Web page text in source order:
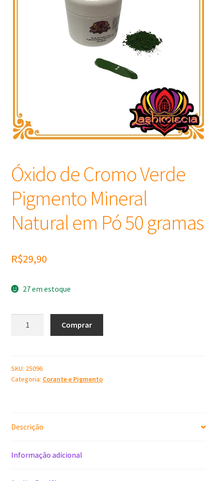
Manteiga
Insumos para Vela
Óxido de Cromo Verde
Pigmento Mineral
Natural em Pó 50 gramas
R$29,90
27 em estoque
Pigmento
Mineral
50
quantidade
Comprar
SKU: 25096
Categoria: Corante e Pigmento
Descrição
Informação adicional